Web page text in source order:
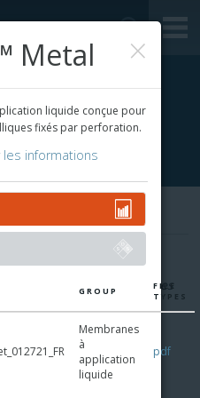
et fluide
liquide forment des
toile d'armature. De
systèmes offrent une
de bitume modifié,
×
Metal
liquide conçue pour
fixés par perforation.
informations
GROUP
FILE
TYPES
Membranes
à
application
liquide
pdf